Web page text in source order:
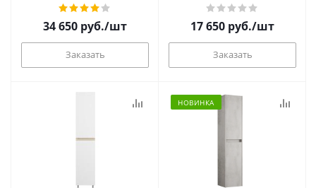
34 650 руб./шт
Заказать
17 650 руб./шт
Заказать
НОВИНКА